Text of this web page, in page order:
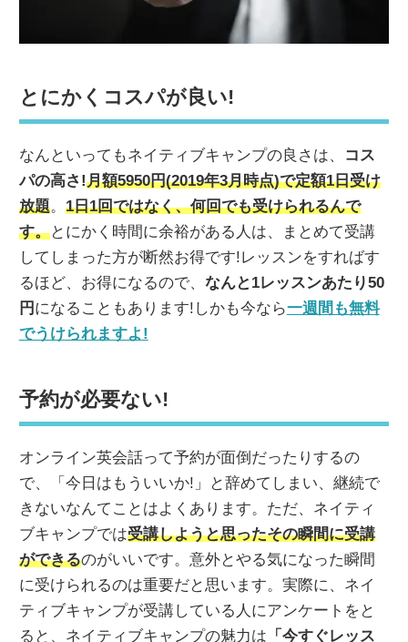
とにかくコスパが良い!
なんといってもネイティブキャンプの良さは、
コス
パの高さ!月額5950円(2019年3月時点)で定額1日受け
放題。 1日1回ではなく、何回でも受けられるんで
す。とにかく時間に余裕がある人は、まとめて受講
してしまった方が断然お得です!レッスンをすればす
るほど、お得になるので、 なんと1レッスンあたり50
円 になることもあります!しかも今なら一週間も無料
でうけられますよ!
予約が必要ない!
オンライン英会話って予約が面倒だったりするの
で、「今日はもういいか!」と辞めてしまい、継続で
きないなんてことはよくあります。ただ、ネイティ
ブキャンプでは受講しようと思ったその瞬間に受講
ができるのがいいです。意外とやる気になった瞬間
に受けられるのは重要だと思います。実際に、ネイ
ティブキャンプが受講している人にアンケートをと
ると、ネイティブキャンプの魅力は 「今すぐレッス